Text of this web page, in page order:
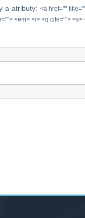
a atributy: <a href=""
<em> <i> <q cite=""> <s>